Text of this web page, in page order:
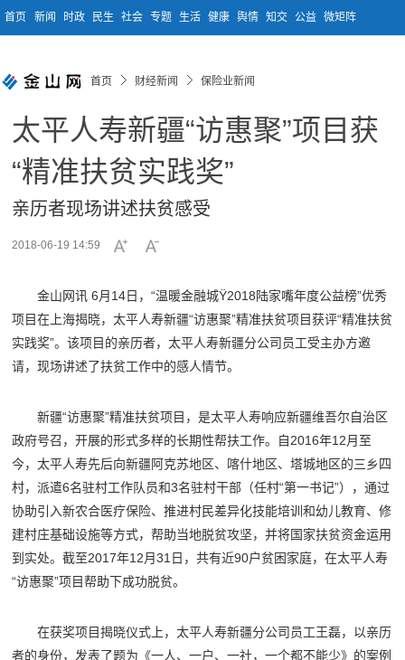
首页 新闻 时政 民生 社会 专题 生活 健康 舆情 知交 公益 微矩阵
首页 财经新闻 保险业新闻
太平人寿新疆“访惠聚”项目获
“精准扶贫实践奖”
亲历者现场讲述扶贫感受
2018-06-19 14:59
金山网讯 6月14日，“温暖金融城Ÿ2018陆家嘴年度公益榜”优秀
项目在上海揭晓，太平人寿新疆“访惠聚”精准扶贫项目获评“精准扶贫
实践奖”。该项目的亲历者，太平人寿新疆分公司员工受主办方邀
请，现场讲述了扶贫工作中的感人情节。
新疆“访惠聚”精准扶贫项目，是太平人寿响应新疆维吾尔自治区
政府号召，开展的形式多样的长期性帮扶工作。自2016年12月至
今，太平人寿先后向新疆阿克苏地区、喀什地区、塔城地区的三乡四
村，派遣6名驻村工作队员和3名驻村干部（任村“第一书记”），通过
协助引入新农合医疗保险、推进村民差异化技能培训和幼儿教育、修
建村庄基础设施等方式，帮助当地脱贫攻坚，并将国家扶贫资金运用
到实处。截至2017年12月31日，共有近90户贫困家庭，在太平人寿
“访惠聚”项目帮助下成功脱贫。
在获奖项目揭晓仪式上，太平人寿新疆分公司员工王磊，以亲历
者的身份，发表了题为《一人、一户、一社，一个都不能少》的案例